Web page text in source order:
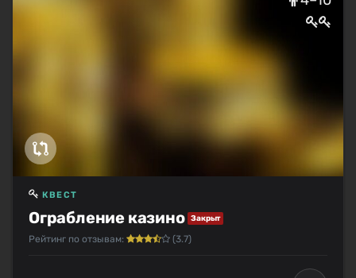
Ограбление казино Закрыт
КВЕСТ
Рейтинг по отзывам: (3.7)